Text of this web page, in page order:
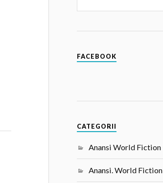
FACEBOOK
CATEGORII
Anansi World Fiction
Anansi. World Fiction